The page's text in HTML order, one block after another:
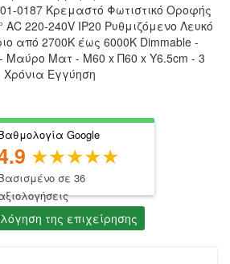
0187 Κρεμαστό Φωτιστικό Οροφής
AC 220-240V IP20 Ρυθμιζόμενο Λευκό
από 2700K έως 6000K Dimmable -
- Μαύρο Ματ - Μ60 x Π60 x Υ6.5cm - 3
Χρόνια Εγγύηση
Google
σε 36
της επιχείρησης